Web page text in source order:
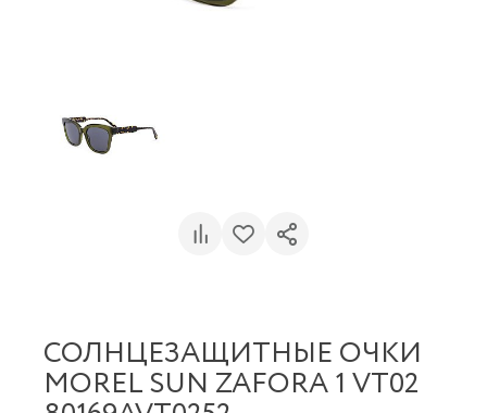
СОЛНЦЕЗАЩИТНЫЕ ОЧКИ
MOREL SUN ZAFORA 1 VT02